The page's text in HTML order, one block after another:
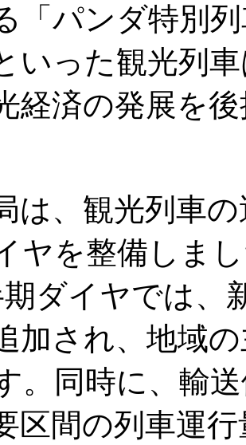
「パンダ特別
いった観光列
経済の発展を
は、観光列車
ヤを整備しま
ダイヤでは、
加され、地域
。同時に、輸
区間の列車運